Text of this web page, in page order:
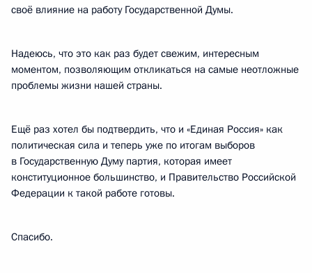
своё влияние на работу Государственной Думы.
Надеюсь, что это как раз будет свежим, интересным
моментом, позволяющим откликаться на самые неотложные
проблемы жизни нашей страны.
Ещё раз хотел бы подтвердить, что и «Единая Россия» как
политическая сила и теперь уже по итогам выборов
в Государственную Думу партия, которая имеет
конституционное большинство, и Правительство Российской
Федерации к такой работе готовы.
Спасибо.